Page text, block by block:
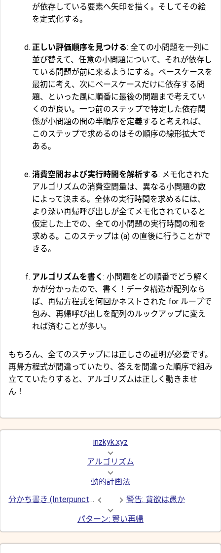
が依存している要素へ矢印を描く。そしてその絵
を定式化する。
正しい評価順序を見つける: 全ての小問題を一列に
並び替えて、任意の小問題について、それが依存し
ている問題が前に来るようにする。ベースケースを
最初に考え、次にベースケースだけに依存する問
題、といった風に順番に最後の問題まで考えてい
くのが良い。一つ前のステップで特定した依存関
係が小問題の間の半順序を定義すると考えれば、
このステップで求めるのはその順序の線形拡大で
ある。
消費空間および実行時間を解析する: メモ化された
アルゴリズムの消費空間量は、異なる小問題の数
によって決まる。全体の実行時間を求めるには、
より深い再帰呼び出しが全てメモ化されていると
仮定した上での、全ての小問題の実行時間の和を
求める。このステップは (a) の直後に行うことがで
きる。
アルゴリズムを書く : 小問題をどの順番でどう解く
かが分かったので、書く！データ構造が配列なら
ば、再帰方程式を何回かネストされた for ループで
包み、再帰呼び出しを配列のルックアップに変え
れば済むことが多い。
もちろん、全てのステップには正しさの証明が必要です。
再帰方程式が間違っていたり、答えを間違った順序で組み
立てていたりすると、アルゴリズムは正しく動きませ
ん！
inzkyk.xyz
アルゴリズム
動的計画法
分かち書き (Interpunctio Verborum) 再訪
警告: 貪欲は愚か
パターン: 賢い再帰